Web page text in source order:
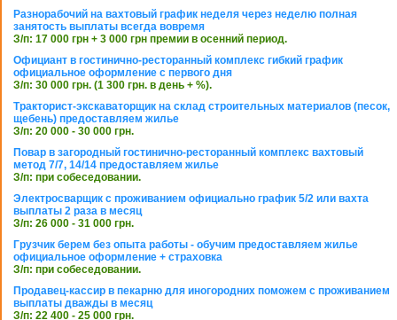
Разнорабочий на вахтовый график неделя через неделю полная
занятость выплаты всегда вовремя
З/п: 17 000 грн + 3 000 грн премии в осенний период.
Официант в гостинично-ресторанный комплекс гибкий график
официальное оформление с первого дня
З/п: 30 000 грн. (1 300 грн. в день + %).
Тракторист-экскаваторщик на склад строительных материалов (песок,
щебень) предоставляем жилье
З/п: 20 000 - 30 000 грн.
Повар в загородный гостинично-ресторанный комплекс вахтовый
метод 7/7, 14/14 предоставляем жилье
З/п: при собеседовании.
Электросварщик с проживанием официально график 5/2 или вахта
выплаты 2 раза в месяц
З/п: 26 000 - 31 000 грн.
Грузчик берем без опыта работы - обучим предоставляем жилье
официальное оформление + страховка
З/п: при собеседовании.
Продавец-кассир в пекарню для иногородних поможем с проживанием
выплаты дважды в месяц
З/п: 22 400 - 25 000 грн.